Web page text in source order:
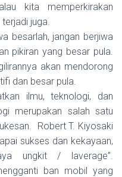
kita memperkirakan
juga.
besarlah, jangan berjiwa
pikiran yang besar pula.
akan mendorong
dan besar pula.
ilmu, teknologi, dan
merupakan salah satu
Robert T. Kiyosaki
sukses dan kekayaan,
ungkit / laverage”.
ban mobil yang